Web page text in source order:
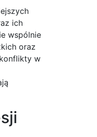
ich
wspólnie
oraz
w